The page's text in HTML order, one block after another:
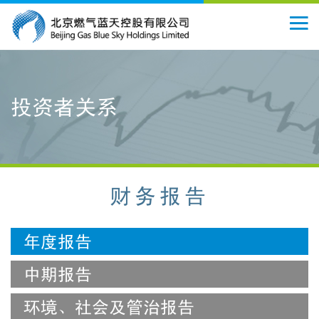
投资者关系
财务报告
年度报告
中期报告
环境、社会及管治报告